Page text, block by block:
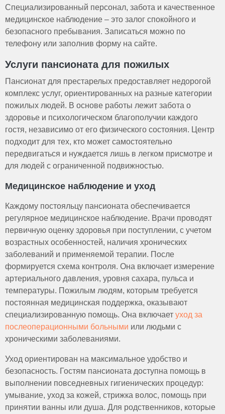
Специализированный персонал, забота и качественное
медицинское наблюдение – это залог спокойного и
безопасного пребывания. Записаться можно по
телефону или заполнив форму на сайте.
Услуги пансионата для пожилых
Пансионат для престарелых предоставляет недорогой
комплекс услуг, ориентированных на разные категории
пожилых людей. В основе работы лежит забота о
здоровье и психологическом благополучии каждого
гостя, независимо от его физического состояния. Центр
подходит для тех, кто может самостоятельно
передвигаться и нуждается лишь в легком присмотре и
для людей с ограниченной подвижностью.
Медицинское наблюдение и уход
Каждому постояльцу пансионата обеспечивается
регулярное медицинское наблюдение. Врачи проводят
первичную оценку здоровья при поступлении, с учетом
возрастных особенностей, наличия хронических
заболеваний и применяемой терапии. После
формируется схема контроля. Она включает измерение
артериального давления, уровня сахара, пульса и
температуры. Пожилым людям, которым требуется
постоянная медицинская поддержка, оказывают
специализированную помощь. Она включает уход за
послеоперационными больными или людьми с
хроническими заболеваниями.
Уход ориентирован на максимальное удобство и
безопасность. Гостям пансионата доступна помощь в
выполнении повседневных гигиенических процедур:
умывание, уход за кожей, стрижка волос, помощь при
принятии ванны или душа. Для родственников, которые